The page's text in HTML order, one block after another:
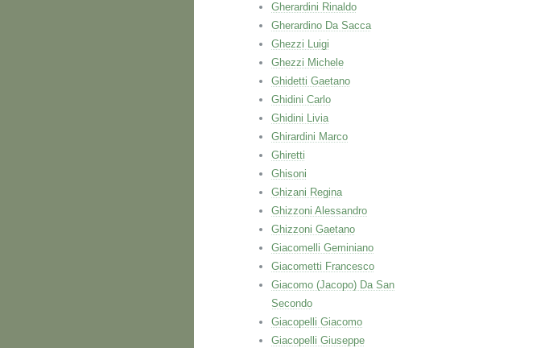
Gherardini Rinaldo
Gherardino Da Sacca
Ghezzi Luigi
Ghezzi Michele
Ghidetti Gaetano
Ghidini Carlo
Ghidini Livia
Ghirardini Marco
Ghiretti
Ghisoni
Ghizani Regina
Ghizzoni Alessandro
Ghizzoni Gaetano
Giacomelli Geminiano
Giacometti Francesco
Giacomo (Jacopo) Da San
Secondo
Giacopelli Giacomo
Giacopelli Giuseppe